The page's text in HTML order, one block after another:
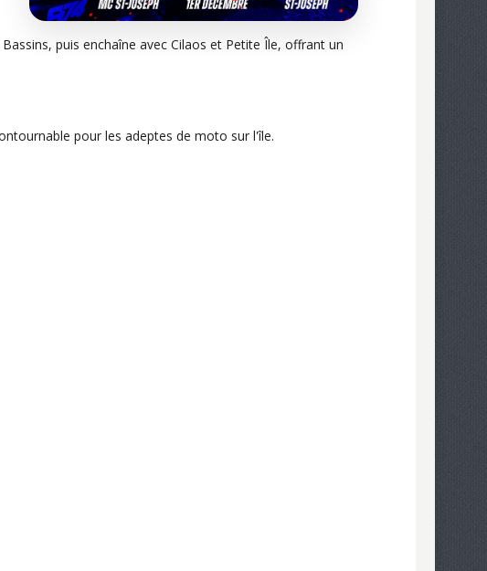
puis enchaîne avec Cilaos et Petite Île, offrant un
pour les adeptes de moto sur l'île.